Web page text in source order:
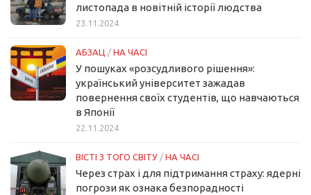
листопада в новітній історії людства
23.11.2024
АБЗАЦ / НА ЧАСІ
У пошуках «розсудливого рішення»:
український університет зажадав
повернення своїх студентів, що навчаються
в Японії
22.11.2024
ВІСТІ З ТОГО СВІТУ / НА ЧАСІ
Через страх і для підтримання страху: ядерні
погрози як ознака безпорадності